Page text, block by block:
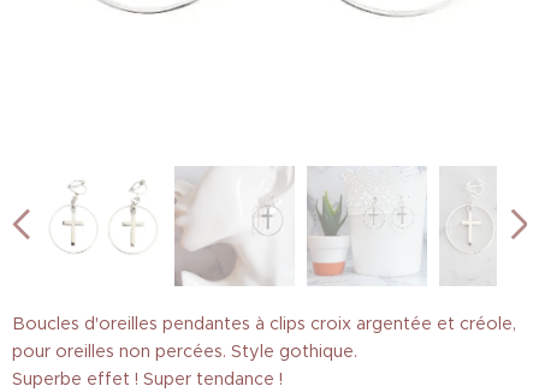
Boucles d'oreilles pendantes à clips croix argentée et créole,
pour oreilles non percées. Style gothique.
Superbe effet ! Super tendance !